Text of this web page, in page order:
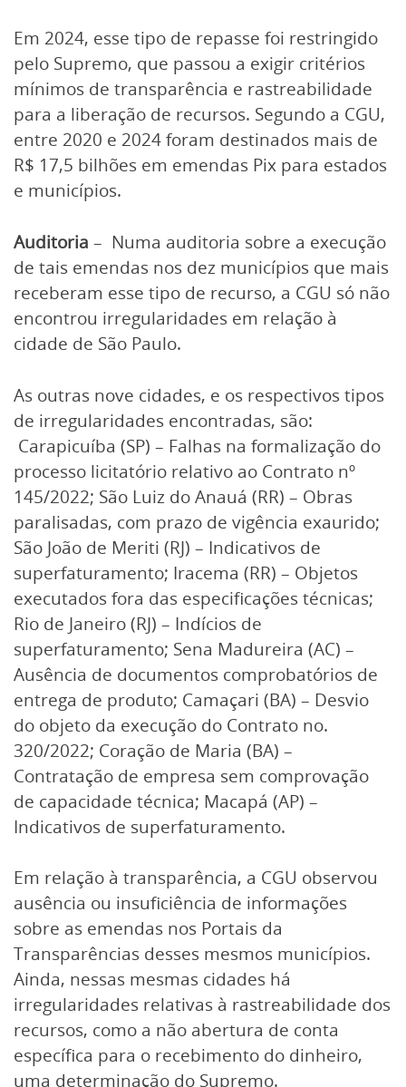
Em 2024, esse tipo de repasse foi restringido
pelo Supremo, que passou a exigir critérios
mínimos de transparência e rastreabilidade
para a liberação de recursos. Segundo a CGU,
entre 2020 e 2024 foram destinados mais de
R$ 17,5 bilhões em emendas Pix para estados
e municípios.
Auditoria – Numa auditoria sobre a execução
de tais emendas nos dez municípios que mais
receberam esse tipo de recurso, a CGU só não
encontrou irregularidades em relação à
cidade de São Paulo.
As outras nove cidades, e os respectivos tipos
de irregularidades encontradas, são:
Carapicuíba (SP) – Falhas na formalização do
processo licitatório relativo ao Contrato nº
145/2022; São Luiz do Anauá (RR) – Obras
paralisadas, com prazo de vigência exaurido;
São João de Meriti (RJ) – Indicativos de
superfaturamento; Iracema (RR) – Objetos
executados fora das especificações técnicas;
Rio de Janeiro (RJ) – Indícios de
superfaturamento; Sena Madureira (AC) –
Ausência de documentos comprobatórios de
entrega de produto; Camaçari (BA) – Desvio
do objeto da execução do Contrato no.
320/2022; Coração de Maria (BA) –
Contratação de empresa sem comprovação
de capacidade técnica; Macapá (AP) –
Indicativos de superfaturamento.
Em relação à transparência, a CGU observou
ausência ou insuficiência de informações
sobre as emendas nos Portais da
Transparências desses mesmos municípios.
Ainda, nessas mesmas cidades há
irregularidades relativas à rastreabilidade dos
recursos, como a não abertura de conta
específica para o recebimento do dinheiro,
uma determinação do Supremo.